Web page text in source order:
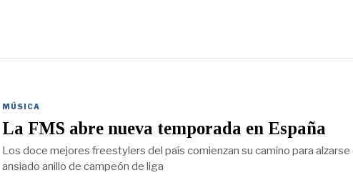
MÚSICA
La FMS abre nueva temporada en España
Los doce mejores freestylers del país comienzan su camino para alzarse
ansiado anillo de campeón de liga